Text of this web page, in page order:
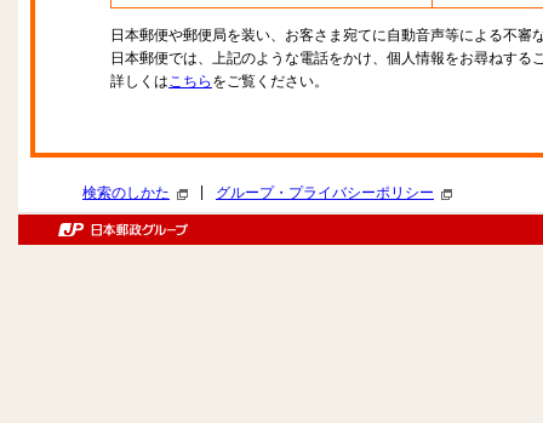
日本郵便や郵便局を装い、お客さま宛てに自動音声等による不審
日本郵便では、上記のような電話をかけ、個人情報をお尋ねする
詳しくはこちら をご覧ください。
検索のしかた グループ・プライバシーポリシー